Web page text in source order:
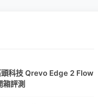
科技 Qrevo Edge 2 Flow
評測